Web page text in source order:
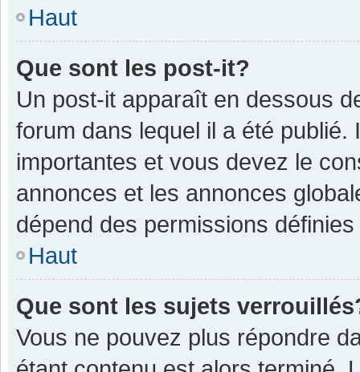
Haut
Que sont les post-it?
Un post-it apparaît en dessous
forum dans lequel il a été
importantes et vous devez le
annonces et les annonces
dépend des permissions définies
Haut
Que sont les sujets
Vous ne pouvez plus répondre